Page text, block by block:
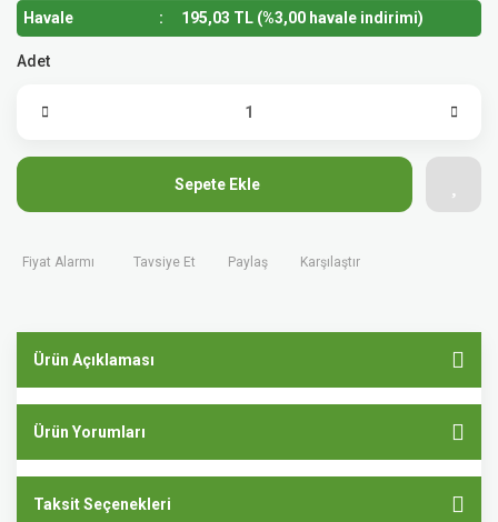
Havale 195,03 TL (%3,00 havale indirimi)
Adet
Sepete Ekle
Fiyat Alarmı Tavsiye Et Paylaş Karşılaştır
Ürün Açıklaması
Ürün Yorumları
Taksit Seçenekleri